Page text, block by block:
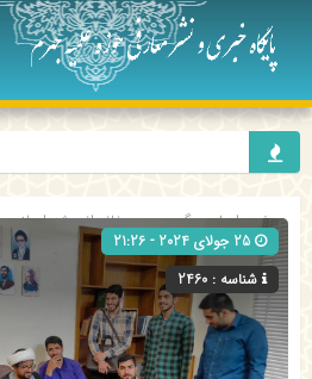
صفحه اصلی» گروه »دبیرخانه اندیشه اسلامی
شناسه : 2460